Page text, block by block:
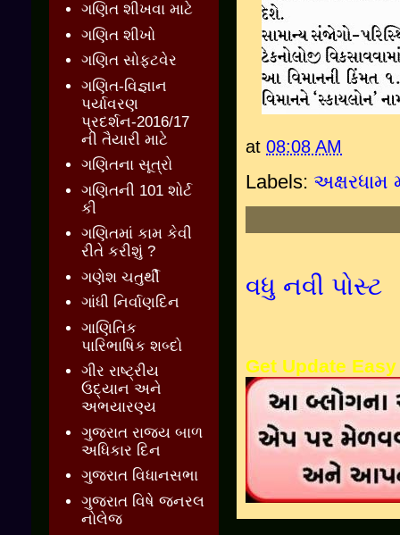
at 08:08 AM
Labels: અક્ષરધામ
વધુ નવી પોસ્ટ
Get Update Easy
ગણિત શીખવા માટે
ગણિત શીખો
ગણિત સોફ્ટવેર
ગણિત-વિજ્ઞાન
પર્યાવરણ
પ્રદર્શન-2016/17
ની તૈયારી માટે
ગણિતના સૂત્રો
ગણિતની 101 શોર્ટ
કી
ગણિતમાં કામ કેવી
રીતે કરીશું ?
ગણેશ ચતુર્થી
ગાંધી નિર્વાણદિન
ગાણિતિક
પારિભાષિક શબ્દો
ગીર રાષ્ટ્રીય
ઉદ્યાન અને
અભયારણ્ય
ગુજરાત રાજ્ય બાળ
અધિકાર દિન
ગુજરાત વિધાનસભા
ગુજરાત વિષે જનરલ
નોલેજ